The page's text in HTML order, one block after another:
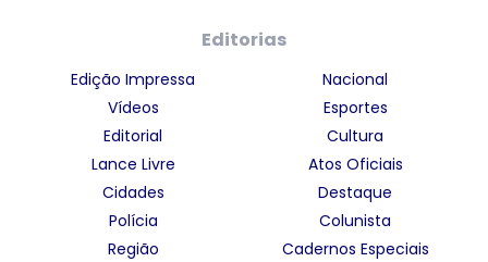
Editorias
Edição Impressa
Vídeos
Editorial
Lance Livre
Cidades
Polícia
Região
Nacional
Esportes
Cultura
Atos Oficiais
Destaque
Colunista
Cadernos Especiais